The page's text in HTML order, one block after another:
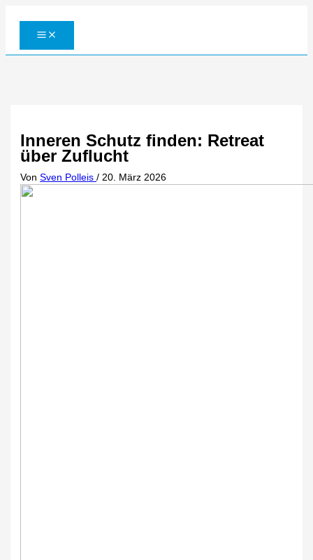
Inneren Schutz finden: Retreat
über Zuflucht
VonSven Polleis/20. März 2026